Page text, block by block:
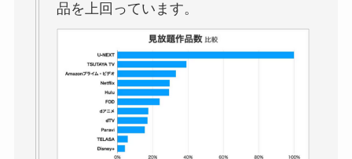
品を上回っています。